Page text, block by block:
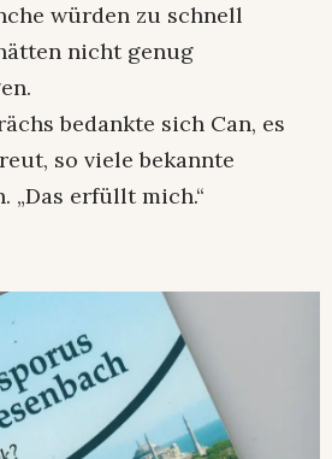
würden zu schnell
nicht genug
bedankte sich Can, es
so viele bekannte
„Das erfüllt mich.“